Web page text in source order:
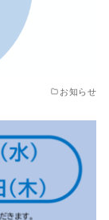
お知らせ